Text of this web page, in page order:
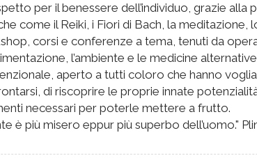
per il benessere dell’individuo, grazie alla
come il Reiki, i Fiori di Bach, la meditazione,
corsi e conferenze a tema, tenuti da
l’ambiente e le medicine
aperto a tutti coloro che hanno
di riscoprire le proprie innate
necessari per poterle mettere a frutto.
è più misero eppur più superbo dell’uomo."